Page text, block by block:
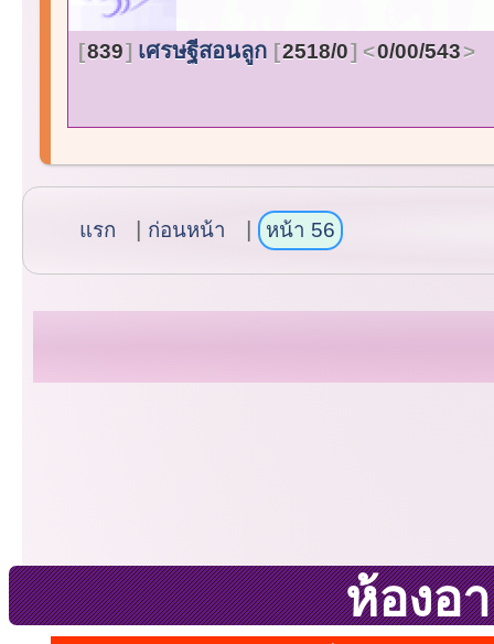
839 เศรษฐีสอนลูก 2518/0 0/00/543
แรก ก่อนหน้า หน้า 56
ห้องอ